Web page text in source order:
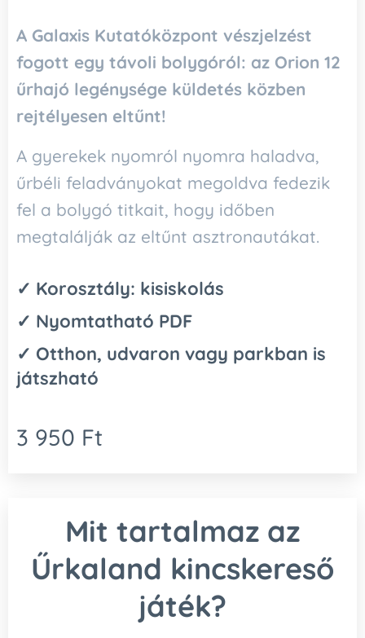
A Galaxis Kutatóközpont vészjelzést
fogott egy távoli bolygóról: az Orion 12
űrhajó legénysége küldetés közben
rejtélyesen eltűnt!
A gyerekek nyomról nyomra haladva,
űrbéli feladványokat megoldva fedezik
fel a bolygó titkait, hogy időben
megtalálják az eltűnt asztronautákat.
✓ Korosztály: kisiskolás
✓ Nyomtatható PDF
✓ Otthon, udvaron vagy parkban is
játszható
3 950 Ft
Mit tartalmaz az
Űrkaland kincskereső
játék?